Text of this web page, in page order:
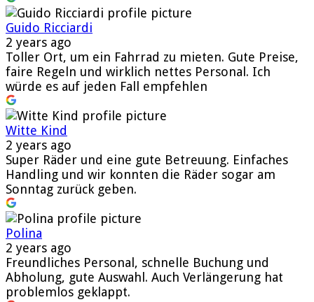
Guido Ricciardi
2 years ago
Toller Ort, um ein Fahrrad zu mieten. Gute Preise,
faire Regeln und wirklich nettes Personal. Ich
würde es auf jeden Fall empfehlen
Witte Kind
2 years ago
Super Räder und eine gute Betreuung. Einfaches
Handling und wir konnten die Räder sogar am
Sonntag zurück geben.
Polina
2 years ago
Freundliches Personal, schnelle Buchung und
Abholung, gute Auswahl. Auch Verlängerung hat
problemlos geklappt.